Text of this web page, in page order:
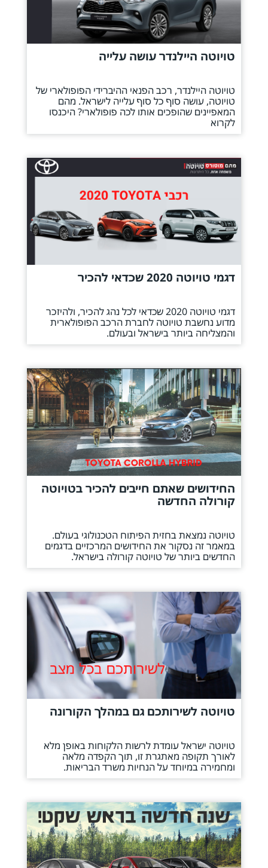
טויוטה היילנדר עושה עלייה
טויוטה היילנדר, רכב הפנאי ההיברידי הפופולארי של
טויוטה, עושה סוף כל סוף עלייה לישראל. מהם
המאפיינים שהופכים אותו לכה פופולארי? היכנסו
לקרוא
דגמי טויוטה 2020 שכדאי להכיר
דגמי טויוטה 2020 שכדאי לכל נהג להכיר, ולהיזכר
מדוע נחשבת טויוטה לחברת הרכב הפופולארית
והמצליחה ביותר בישראל ובעולם.
החידושים שאתם חייבים להכיר בטויוטה
קורולה החדשה
טויוטה נמצאת בחזית הפיתוח הטכנולוגי בעולם.
במאמר זה נסקור את החידושים המרכזיים בדגמים
החדשים ביותר של טויוטה קורולה בישראל.
טויוטה לשירותכם גם במהלך הקורונה
טויוטה ישראל עומדת לרשות הלקוחות באופן מלא
לאורך תקופה מאתגרת זו, תוך הקפדה מלאה
ומחמירה במיוחד על הנחיות משרד הבריאות.